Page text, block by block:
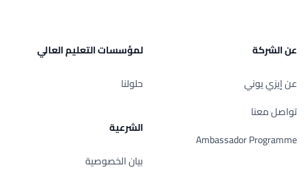
عن الشركة
عن إيزي يوني
تواصل معنا
Ambassador Programme
لمؤسسات التعليم العالي
حلولنا
الشرعية
بيان الخصوصية